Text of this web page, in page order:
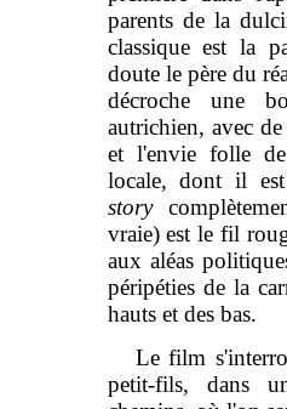
parents de la
classique est la
doute le père du
décroche une
autrichien, avec
et l'envie folle de
locale, dont il
story
vraie) est le fil
aux aléas
péripéties de la
hauts et des bas.
Le film
petit-fils, dans